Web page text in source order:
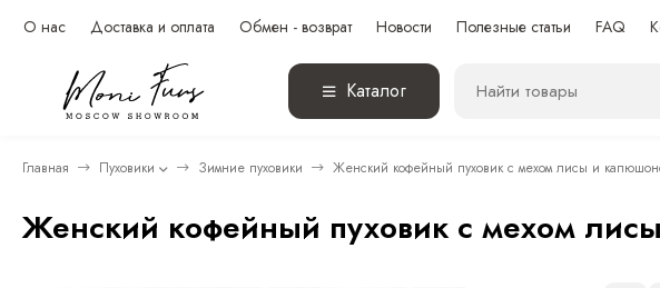
О нас Доставка и оплата Обмен - возврат Новости Полезные статьи FAQ
Каталог
Главная Пуховики Зимние пуховики Женский кофейный пуховик с мехом лисы и
Женский кофейный пуховик с мехом